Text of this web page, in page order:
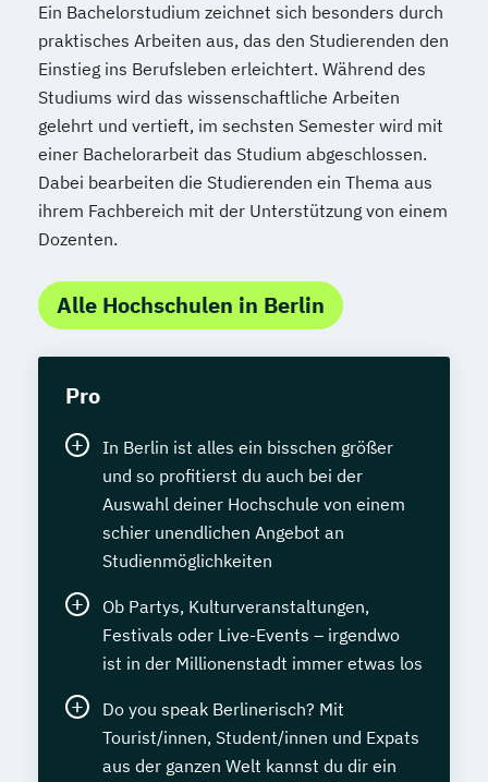
Ein Bachelorstudium zeichnet sich besonders durch
praktisches Arbeiten aus, das den Studierenden den
Einstieg ins Berufsleben erleichtert. Während des
Studiums wird das wissenschaftliche Arbeiten
gelehrt und vertieft, im sechsten Semester wird mit
einer Bachelorarbeit das Studium abgeschlossen.
Dabei bearbeiten die Studierenden ein Thema aus
ihrem Fachbereich mit der Unterstützung von einem
Dozenten.
Alle Hochschulen in Berlin
Pro
In Berlin ist alles ein bisschen größer
und so profitierst du auch bei der
Auswahl deiner Hochschule von einem
schier unendlichen Angebot an
Studienmöglichkeiten
Ob Partys, Kulturveranstaltungen,
Festivals oder Live-Events – irgendwo
ist in der Millionenstadt immer etwas los
Do you speak Berlinerisch? Mit
Tourist/innen, Student/innen und Expats
aus der ganzen Welt kannst du dir ein